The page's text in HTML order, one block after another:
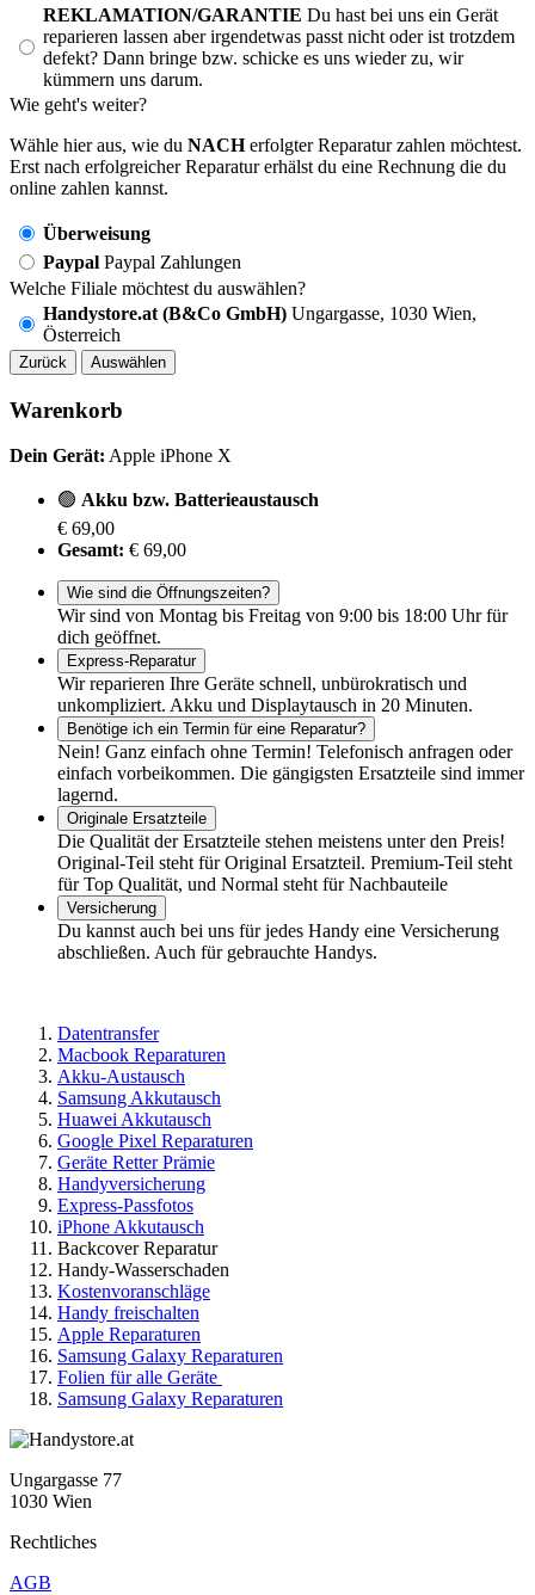
REKLAMATION/GARANTIE Du hast bei uns ein Gerät
reparieren lassen aber irgendetwas passt nicht oder ist trotzdem
defekt? Dann bringe bzw. schicke es uns wieder zu, wir
kümmern uns darum.
Wie geht's weiter?
Wähle hier aus, wie du NACHerfolgter Reparatur zahlen möchtest.
Erst nach erfolgreicher Reparatur erhälst du eine Rechnung die du
online zahlen kannst.
Überweisung
Paypal Paypal Zahlungen
Welche Filiale möchtest du auswählen?
Handystore.at (B&Co GmbH) Ungargasse, 1030 Wien,
Österreich
Zurück Auswählen
Warenkorb
Dein Gerät: Apple iPhone X
🟢 Akku bzw. Batterieaustausch
€ 69,00
Gesamt: € 69,00
Wie sind die Öffnungszeiten?
Wir sind von Montag bis Freitag von 9:00 bis 18:00 Uhr für
dich geöffnet.
Express-Reparatur
Wir reparieren Ihre Geräte schnell, unbürokratisch und
unkompliziert. Akku und Displaytausch in 20 Minuten.
Benötige ich ein Termin für eine Reparatur?
Nein! Ganz einfach ohne Termin! Telefonisch anfragen oder
einfach vorbeikommen. Die gängigsten Ersatzteile sind immer
lagernd.
Originale Ersatzteile
Die Qualität der Ersatzteile stehen meistens unter den Preis!
Original-Teil steht für Original Ersatzteil. Premium-Teil steht
für Top Qualität, und Normal steht für Nachbauteile
Versicherung
Du kannst auch bei uns für jedes Handy eine Versicherung
abschließen. Auch für gebrauchte Handys.
Datentransfer
Macbook Reparaturen
Akku-Austausch
Samsung Akkutausch
Huawei Akkutausch
Google Pixel Reparaturen
Geräte Retter Prämie
Handyversicherung
Express-Passfotos
iPhone Akkutausch
Backcover Reparatur
Handy-Wasserschaden
Kostenvoranschläge
Handy freischalten
Apple Reparaturen
Samsung Galaxy Reparaturen
Folien für alle Geräte
Samsung Galaxy Reparaturen
Ungargasse 77
1030 Wien
Rechtliches
AGB